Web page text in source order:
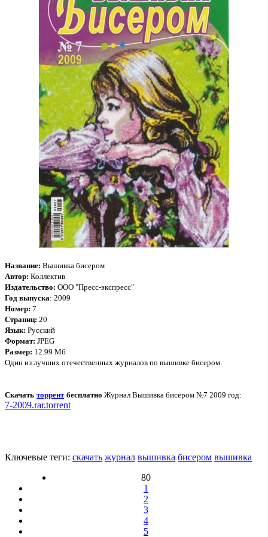
Название: Вышивка бисером
Автор: Коллектив
Издательство: ООО "Пресс-экспресс"
Год выпуска: 2009
Номер: 7
Страниц: 20
Язык: Русский
Формат: JPEG
Размер: 12.99 Мб
Один из лучших отечественных журналов по вышивке бисером.
Скачатьторрентбесплатно Журнал Вышивка бисером №7 2009 год:
7-2009.rar.torrent
Ключевые теги: скачать журнал вышивка бисером вышивка
80
1
2
3
4
5